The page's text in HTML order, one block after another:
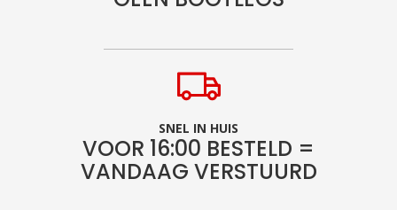
SNEL IN HUIS
VOOR 16:00 BESTELD =
VANDAAG VERSTUURD